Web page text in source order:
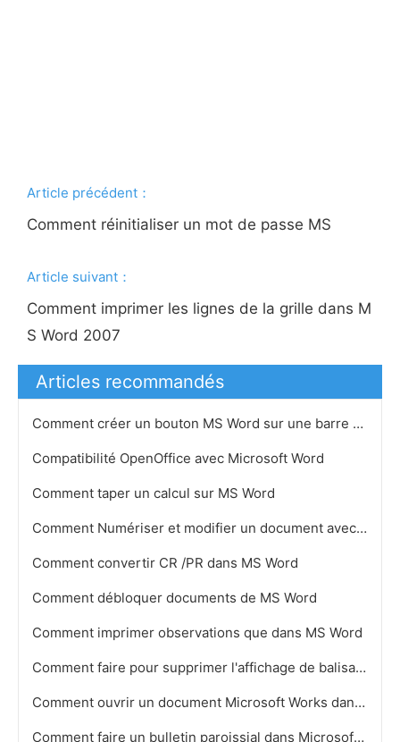
Article précédent：
Comment réinitialiser un mot de passe MS
Article suivant：
Comment imprimer les lignes de la grille dans M
S Word 2007
Articles recommandés
Comment créer un bouton MS Word sur une barre d'outils
Compatibilité OpenOffice avec Microsoft Word
Comment taper un calcul sur MS Word
Comment Numériser et modifier un document avec MS Word
Comment convertir CR /PR dans MS Word
Comment débloquer documents de MS Word
Comment imprimer observations que dans MS Word
Comment faire pour supprimer l'affichage de balisage dans Microsoft Word 2007
Comment ouvrir un document Microsoft Works dans Word
Comment faire un bulletin paroissial dans Microsoft Word 2007